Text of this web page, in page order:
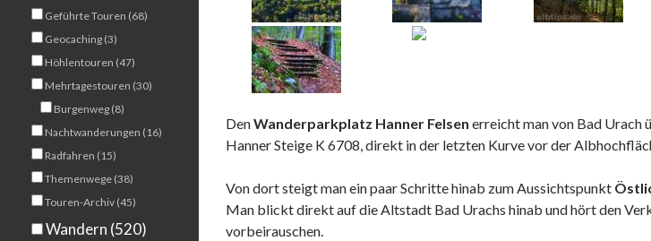
DenWanderparkplatz Hanner Felsen erreicht man von Bad Urach
Hanner Steige K 6708, direkt in der letzten Kurve vor der
Von dort steigt man ein paar Schritte hinab zum Aussichtspunkt
Man blickt direkt auf die Altstadt Bad Urachs hinab und hört den
vorbeirauschen.
Geführte Touren (68)
Geocaching (3)
Höhlentouren (47)
Mehrtagestouren (30)
Burgenweg (8)
Nachtwanderungen (16)
Radfahren (15)
Themenwege (38)
Touren-Archiv (45)
Wandern (520)